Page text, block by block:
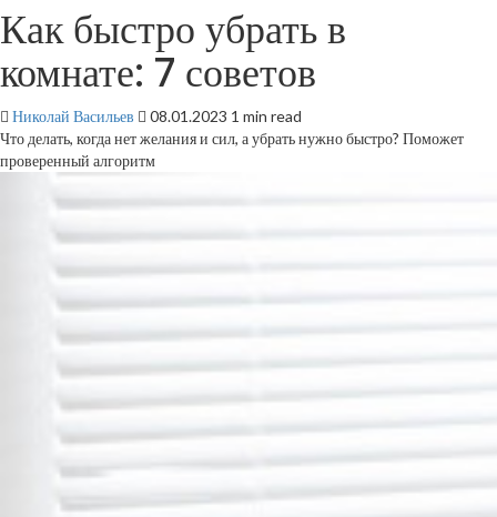
Как быстро убрать в
комнате: 7 советов
Николай Васильев 08.01.2023 1 min read
Что делать, когда нет желания и сил, а убрать нужно быстро? Поможет
проверенный алгоритм